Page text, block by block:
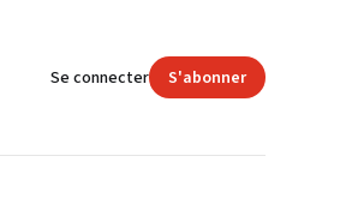
Se connecter S'abonner